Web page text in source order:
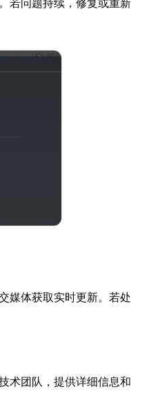
媒体获取实时更新。若处
术团队，提供详细信息和